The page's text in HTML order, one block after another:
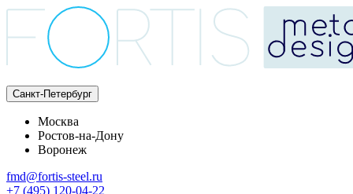
Санкт-Петербург
Москва
Ростов-на-Дону
Воронеж
fmd@fortis-steel.ru
+7 (495) 120-04-22